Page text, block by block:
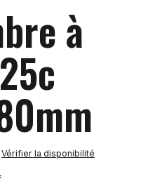
à
Vérifier la disponibilité